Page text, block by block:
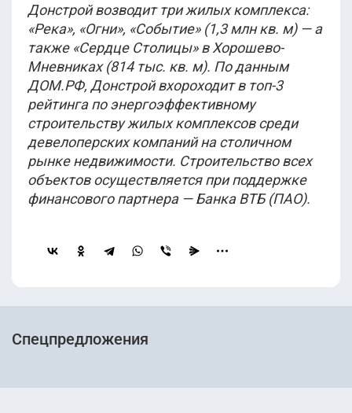
Донстрой возводит три жилых комплекса:
«Река», «Огни», «Событие» (1,3 млн кв. м) — а
также «Сердце Столицы» в Хорошево-
Мневниках (814 тыс. кв. м). По данным
ДОМ.РФ, Донстрой вхороходит в топ-3
рейтинга по энергоэффективному
строительству жилых комплексов среди
девелоперских компаний на столичном
рынке недвижимости. Строительство всех
объектов осуществляется при поддержке
финансового партнера — Банка ВТБ (ПАО).
Спецпредложения